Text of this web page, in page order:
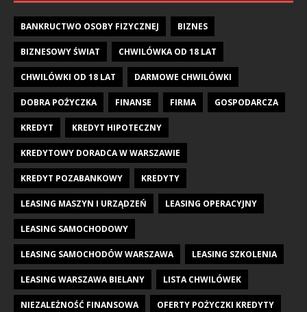
BANKRUCTWO OSOBY FIZYCZNEJ BIZNES
BIZNESOWY ŚWIAT CHWILÓWKA OD 18 LAT
CHWILÓWKI OD 18 LAT DARMOWE CHWILÓWKI
DOBRA POŻYCZKA FINANSE FIRMA GOSPODARCZA
KREDYT KREDYT HIPOTECZNY
KREDYTOWY DORADCA W WARSZAWIE
KREDYT POZABANKOWY KREDYTY
LEASING MASZYN I URZĄDZEŃ LEASING OPERACYJNY
LEASING SAMOCHODOWY
LEASING SAMOCHODÓW WARSZAWA LEASING SZKOLENIA
LEASING WARSZAWA BIELANY LISTA CHWILÓWEK
NIEZALEŻNOŚĆ FINANSOWA OFERTY POŻYCZKI KREDYTY